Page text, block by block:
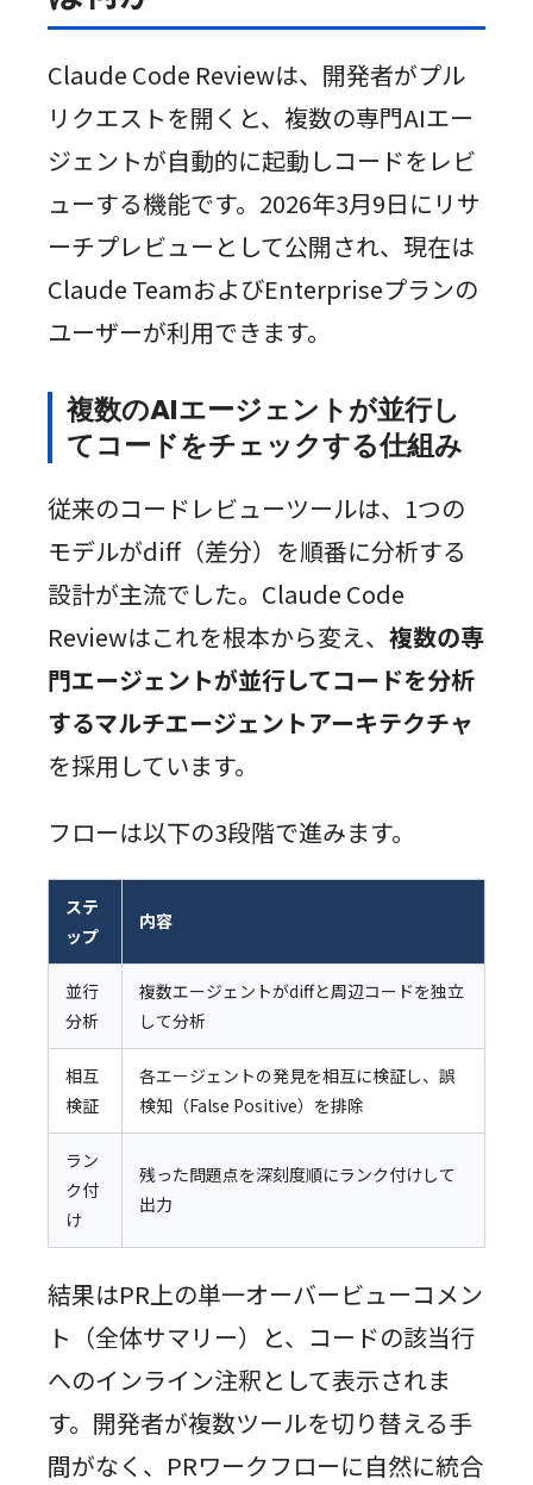
Claude Code Reviewは、開発者がプル
リクエストを開くと、複数の専門AIエー
ジェントが自動的に起動しコードをレビ
ューする機能です。2026年3月9日にリサ
ーチプレビューとして公開され、現在は
Claude TeamおよびEnterpriseプランの
ユーザーが利用できます。
複数のAIエージェントが並行し
てコードをチェックする仕組み
従来のコードレビューツールは、1つの
モデルがdiff（差分）を順番に分析する
設計が主流でした。Claude Code
Reviewはこれを根本から変え、 複数の専
門エージェントが並行してコードを分析
するマルチエージェントアーキテクチャ
を採用しています。
フローは以下の3段階で進みます。
ステ
ップ
内容
並行
分析
複数エージェントがdiffと周辺コードを独立
して分析
相互
検証
各エージェントの発見を相互に検証し、誤
検知（False Positive）を排除
ラン
ク付
け
残った問題点を深刻度順にランク付けして
出力
結果はPR上の単一オーバービューコメン
ト（全体サマリー）と、コードの該当行
へのインライン注釈として表示されま
す。開発者が複数ツールを切り替える手
間がなく、PRワークフローに自然に統合